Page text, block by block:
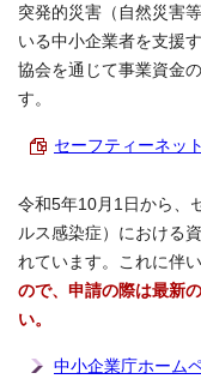
突発的災害（自然災害
いる中小企業者を支援
協会を通じて事業資金
す。
セーフティーネッ
令和5年10月1日から、
ルス感染症）における
れています。これに伴い
ので、申請の際は最新
い。
中小企業庁ホーム